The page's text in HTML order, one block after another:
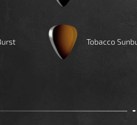
Tobacco